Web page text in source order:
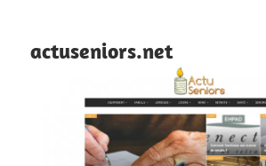
actuseniors.net